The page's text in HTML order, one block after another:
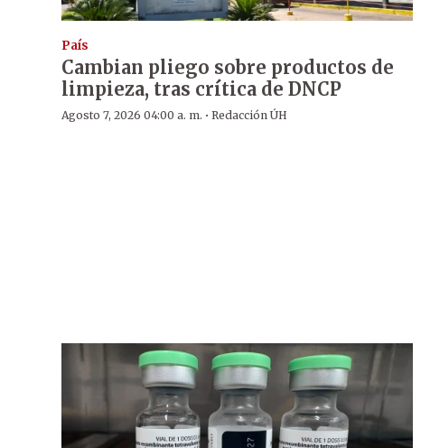
País
Cambian pliego sobre productos de
limpieza, tras crítica de DNCP
Agosto 7, 2026 04:00 a. m. · Redacción ÚH